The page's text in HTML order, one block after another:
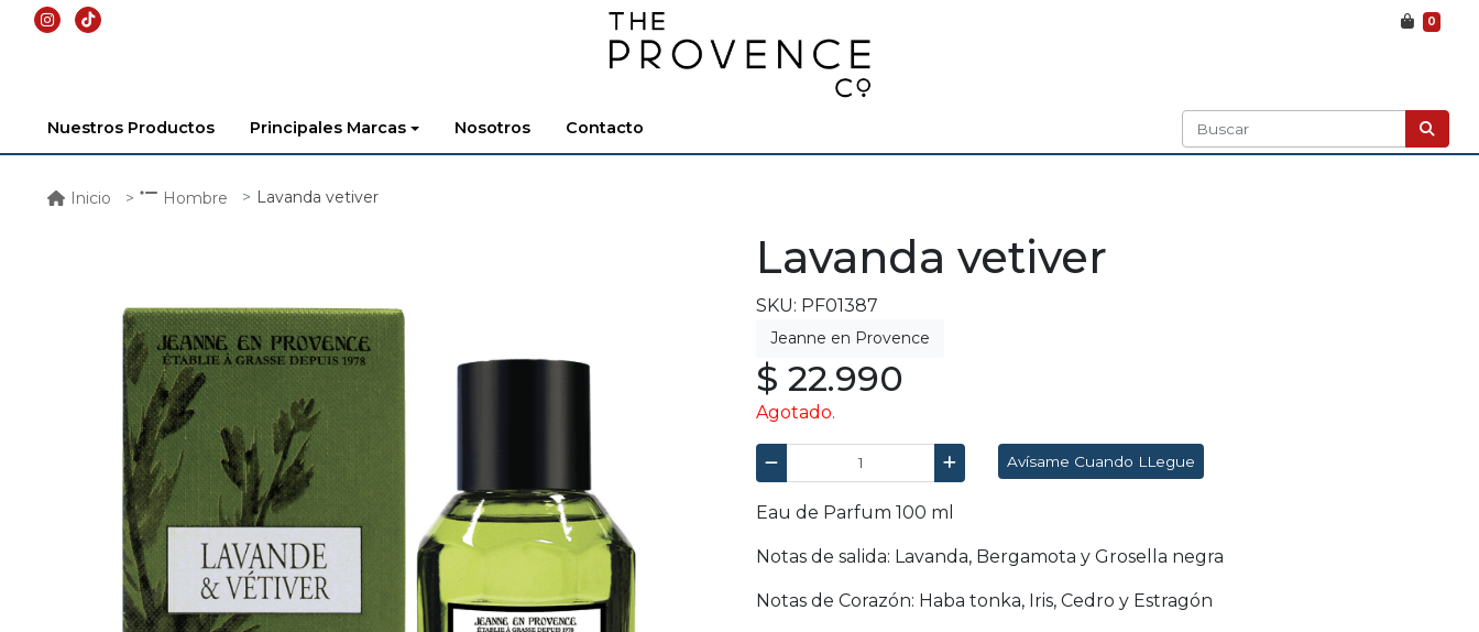
0
Nuestros Productos Principales Marcas Nosotros Contacto
Inicio Hombre Lavanda vetiver
Lavanda vetiver
SKU: PF01387
$ 22.990
Agotado.
Avísame Cuando LLegue
Eau de Parfum 100 ml
Notas de salida: Lavanda, Bergamota y Grosella negra
Notas de Corazón: Haba tonka, Iris, Cedro y Estragón